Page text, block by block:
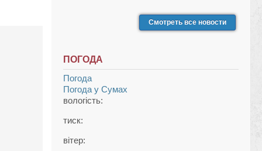
Смотреть все новости
ПОГОДА
Погода
Погода у Сумах
вологість:
тиск:
вітер: